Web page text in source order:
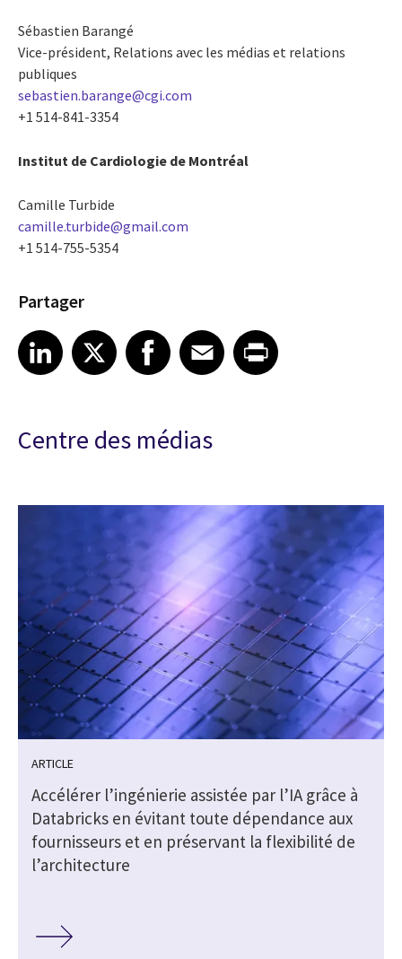
Sébastien Barangé
Vice-président, Relations avec les médias et relations
publiques
sebastien.barange@cgi.com
+1 514-841-3354
Institut de Cardiologie de Montréal
Camille Turbide
camille.turbide@gmail.com
+1 514-755-5354
Partager
Share article on LinkedIn
LinkedIn
Share article on XShare article on Facebook
Facebook
Share article on Email
EmailShare article on Print
Centre des médias
ARTICLE
Accélérer l’ingénierie assistée par l’IA grâce à
Databricks en évitant toute dépendance aux
fournisseurs et en préservant la flexibilité de
l’architecture